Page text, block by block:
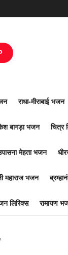
राधा-मीराबाई भजन
बागड़ा भजन चित्र
मेहता भजन
महाराज भजन
लिरिक्स रामायण